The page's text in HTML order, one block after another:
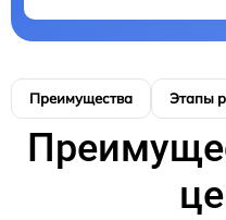
Преимущества Этапы